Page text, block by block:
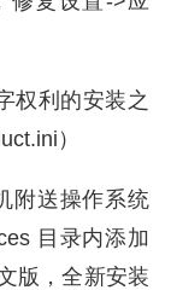
权利的安装之
）
附送操作系统
目录内添加
版，全新安装